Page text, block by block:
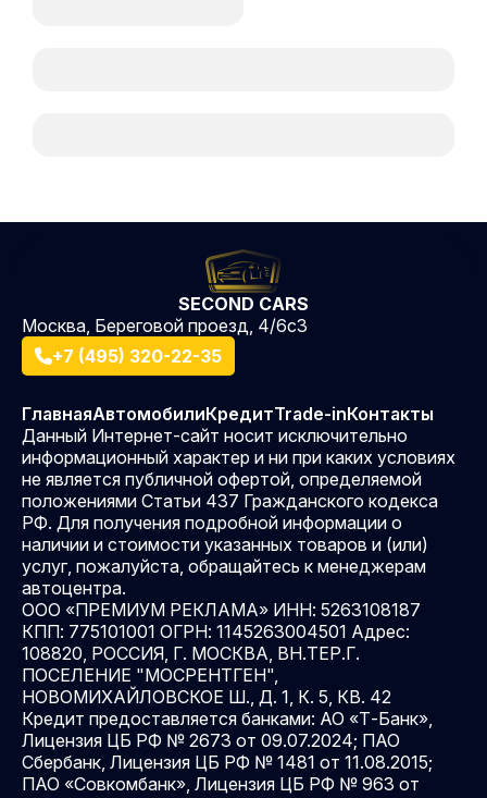
SECOND CARS
Москва, Береговой проезд, 4/6с3
+7 (495) 320-22-35
ГлавнаяАвтомобилиКредитTrade-inКонтакты
Данный Интернет-сайт носит исключительно
информационный характер и ни при каких условиях
не является публичной офертой, определяемой
положениями Статьи 437 Гражданского кодекса
РФ. Для получения подробной информации о
наличии и стоимости указанных товаров и (или)
услуг, пожалуйста, обращайтесь к менеджерам
автоцентра.
ООО «ПРЕМИУМ РЕКЛАМА» ИНН: 5263108187
КПП: 775101001 ОГРН: 1145263004501 Адрес:
108820, РОССИЯ, Г. МОСКВА, ВН.ТЕР.Г.
ПОСЕЛЕНИЕ "МОСРЕНТГЕН",
НОВОМИХАЙЛОВСКОЕ Ш., Д. 1, К. 5, КВ. 42
Кредит предоставляется банками: АО «Т-Банк»,
Лицензия ЦБ РФ № 2673 от 09.07.2024; ПАО
Сбербанк, Лицензия ЦБ РФ № 1481 от 11.08.2015;
ПАО «Совкомбанк», Лицензия ЦБ РФ № 963 от